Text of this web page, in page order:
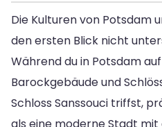
Die Kulturen von Potsdam
den ersten Blick nicht
Während du in Potsdam
Barockgebäude und
Schloss Sanssouci triffst,
als eine moderne Stadt